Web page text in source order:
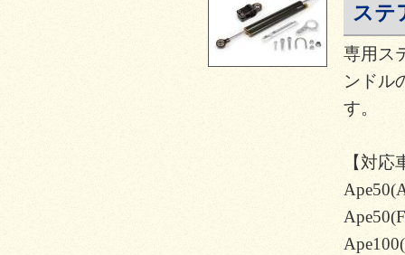
ステ
専用ス
ンドル
す。
【対応